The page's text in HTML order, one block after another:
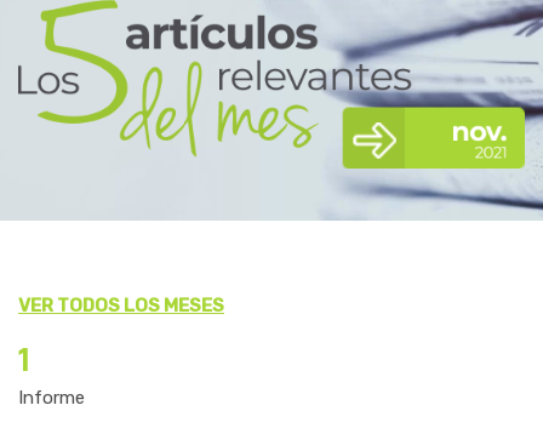
VER TODOS LOS MESES
1
Informe